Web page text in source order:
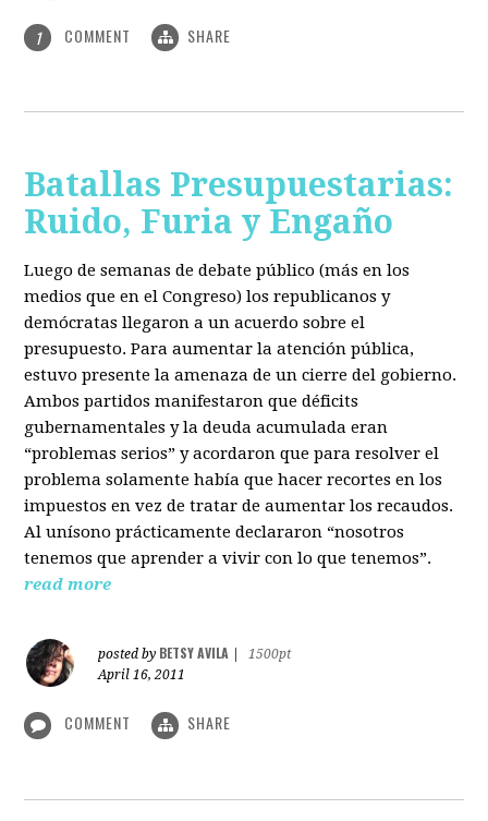
1 COMMENT SHARE
Batallas Presupuestarias:
Ruido, Furia y Engaño
Luego de semanas de debate público (más en los
medios que en el Congreso) los republicanos y
demócratas llegaron a un acuerdo sobre el
presupuesto. Para aumentar la atención pública,
estuvo presente la amenaza de un cierre del gobierno.
Ambos partidos manifestaron que déficits
gubernamentales y la deuda acumulada eran
“problemas serios” y acordaron que para resolver el
problema solamente había que hacer recortes en los
impuestos en vez de tratar de aumentar los recaudos.
Al unísono prácticamente declararon “nosotros
tenemos que aprender a vivir con lo que tenemos”.
read more
posted by BETSY AVILA
1500pt
April 16, 2011
COMMENT SHARE